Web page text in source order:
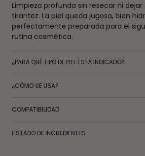
Limpieza profunda sin resecar ni
tirantez. La piel queda jugosa, bien
perfectamente preparada para el
rutina cosmética.
¿PARA QUÉ TIPO DE PIEL ESTÁ INDICADO?
¿CÓMO SE USA?
COMPATIBILIDAD
LISTADO DE INGREDIENTES